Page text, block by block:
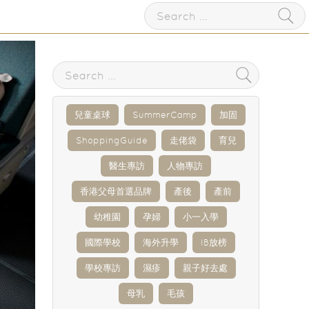
兒童桌球 SummerCamp 加固
ShoppingGuide 走佬袋 育兒
醫生專訪 人物專訪
香港父母首選品牌 產後 產前
幼稚園 孕婦 小一入學
國際學校 海外升學 IB放榜
學校專訪 濕疹 親子好去處
母乳 毛孩